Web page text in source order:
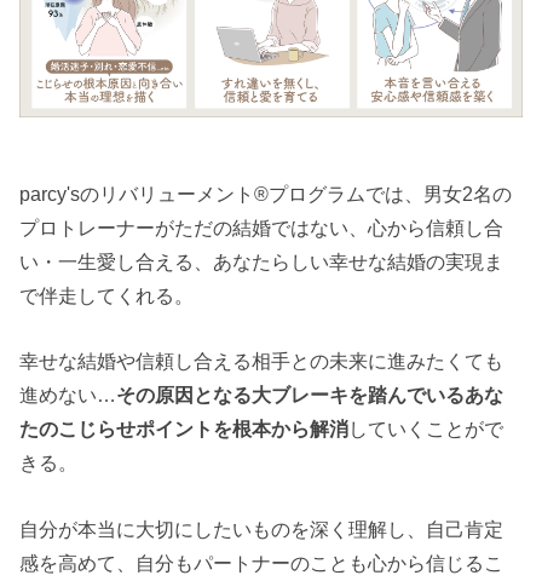
parcy'sのリバリューメント®︎プログラムでは、男女2名の
プロトレーナーがただの結婚ではない、心から信頼し合
い・一生愛し合える、あなたらしい幸せな結婚の実現ま
で伴走してくれる。
幸せな結婚や信頼し合える相手との未来に進みたくても
進めない…その原因となる大ブレーキを踏んでいるあな
たのこじらせポイントを根本から解消していくことがで
きる。
自分が本当に大切にしたいものを深く理解し、自己肯定
感を高めて、自分もパートナーのことも心から信じるこ